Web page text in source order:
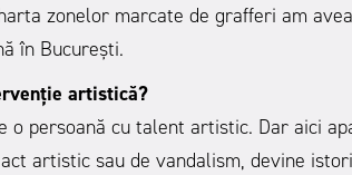
zonelor marcate de grafferi am
în București.
artistică?
o persoană cu talent artistic. Dar aici
artistic sau de vandalism, devine